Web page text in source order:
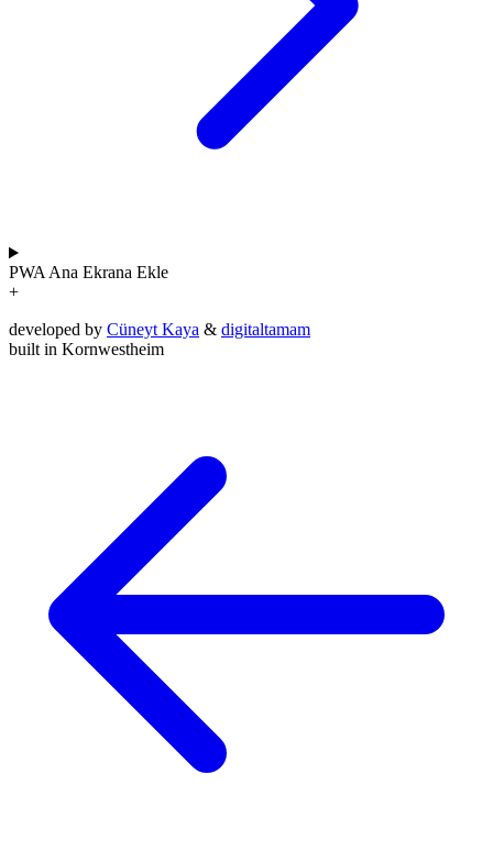
PWA Ana Ekrana Ekle
+
developed by Cüneyt Kaya & digitaltamam
built in Kornwestheim